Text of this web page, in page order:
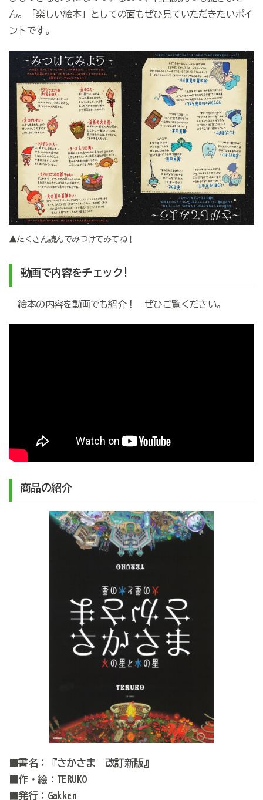
ん。「楽しい絵本」としての面もぜひ見ていただきたいポイ
ントです。
▲たくさん読んでみつけてみてね！
動画で内容をチェック!
絵本の内容を動画でも紹介！ ぜひご覧ください。
商品の紹介
■書名：『さかさま 改訂新版』
■作・絵：TERUKO
■発行：Gakken